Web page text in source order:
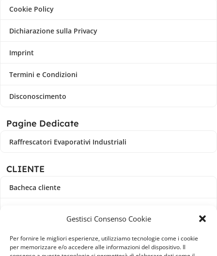
Gestisci Consenso Cookie
Per fornire le migliori esperienze, utilizziamo tecnologie come i cookie
per memorizzare e/o accedere alle informazioni del dispositivo. Il
Cookie Policy
Dichiarazione sulla Privacy
Imprint
Termini e Condizioni
Disconoscimento
Pagine Dedicate
Raffrescatori Evaporativi Industriali
CLIENTE
Bacheca cliente
Indirizzi